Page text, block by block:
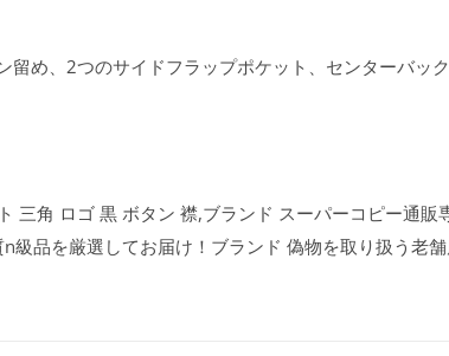
め、2つのサイドフラップポケット、センターバッ
三角 ロゴ 黒 ボタン 襟,ブランド スーパーコピー通
品を厳選してお届け！ブランド 偽物を取り扱う老